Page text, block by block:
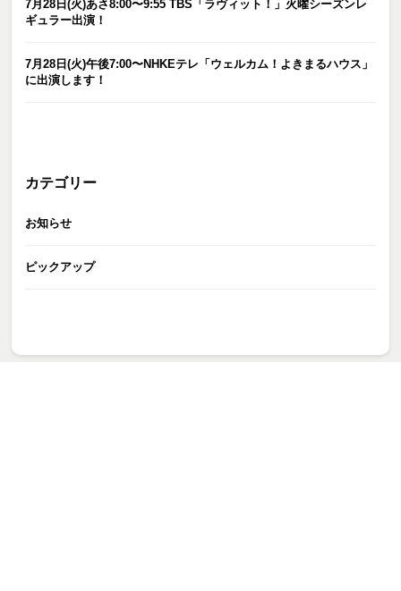
7月28日(火)あさ8:00〜9:55 TBS「ラヴィット！」火曜シーズンレ
ギュラー出演！
7月28日(火)午後7:00〜NHKEテレ「ウェルカム！よきまるハウス」
に出演します！
カテゴリー
お知らせ
ピックアップ